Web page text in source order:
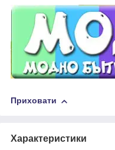
Приховати
Характеристики